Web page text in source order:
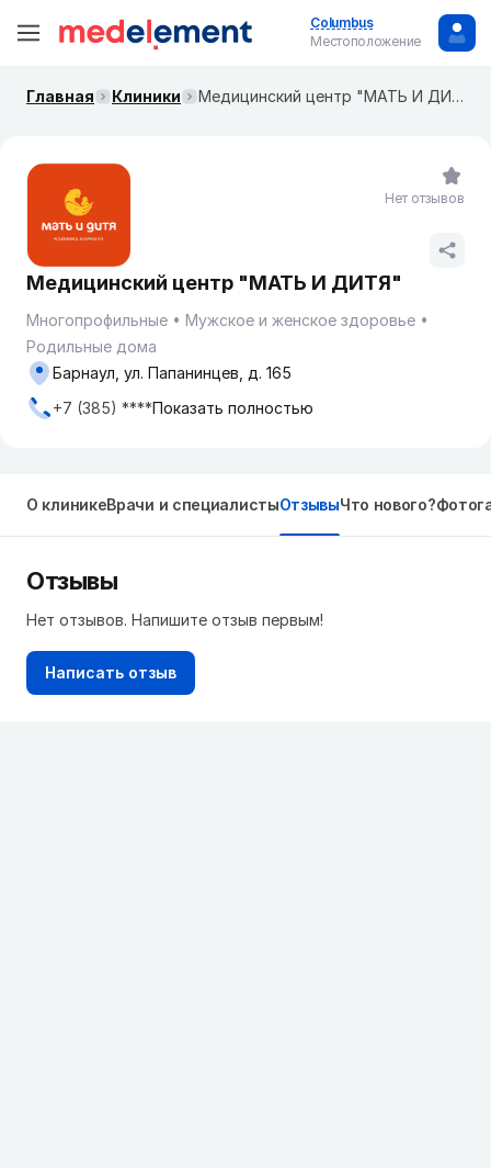
Columbus
Местоположение
Главная Клиники Медицинский центр "МАТЬ И ДИТЯ"
Медицинский центр "МАТЬ И ДИТЯ"
Многопрофильные
Мужское и женское здоровье
Родильные дома
Барнаул, ул. Папанинцев, д. 165
+7 (385) ****Показать полностью
Нет отзывов
О клиникеВрачи и специалистыОтзывыЧто нового?
Отзывы
Нет отзывов. Напишите отзыв первым!
Написать отзыв